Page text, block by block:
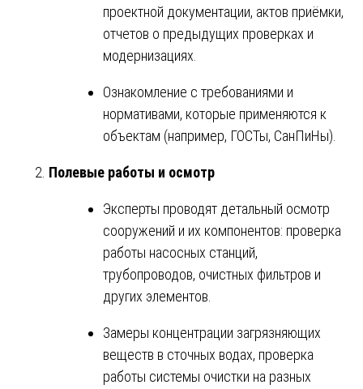
проектной документации, актов приёмки,
отчетов о предыдущих проверках и
модернизациях.
Ознакомление с требованиями и
нормативами, которые применяются к
объектам (например, ГОСТы, СанПиНы).
Полевые работы и осмотр
Эксперты проводят детальный осмотр
сооружений и их компонентов: проверка
работы насосных станций,
трубопроводов, очистных фильтров и
других элементов.
Замеры концентрации загрязняющих
веществ в сточных водах, проверка
работы системы очистки на разных